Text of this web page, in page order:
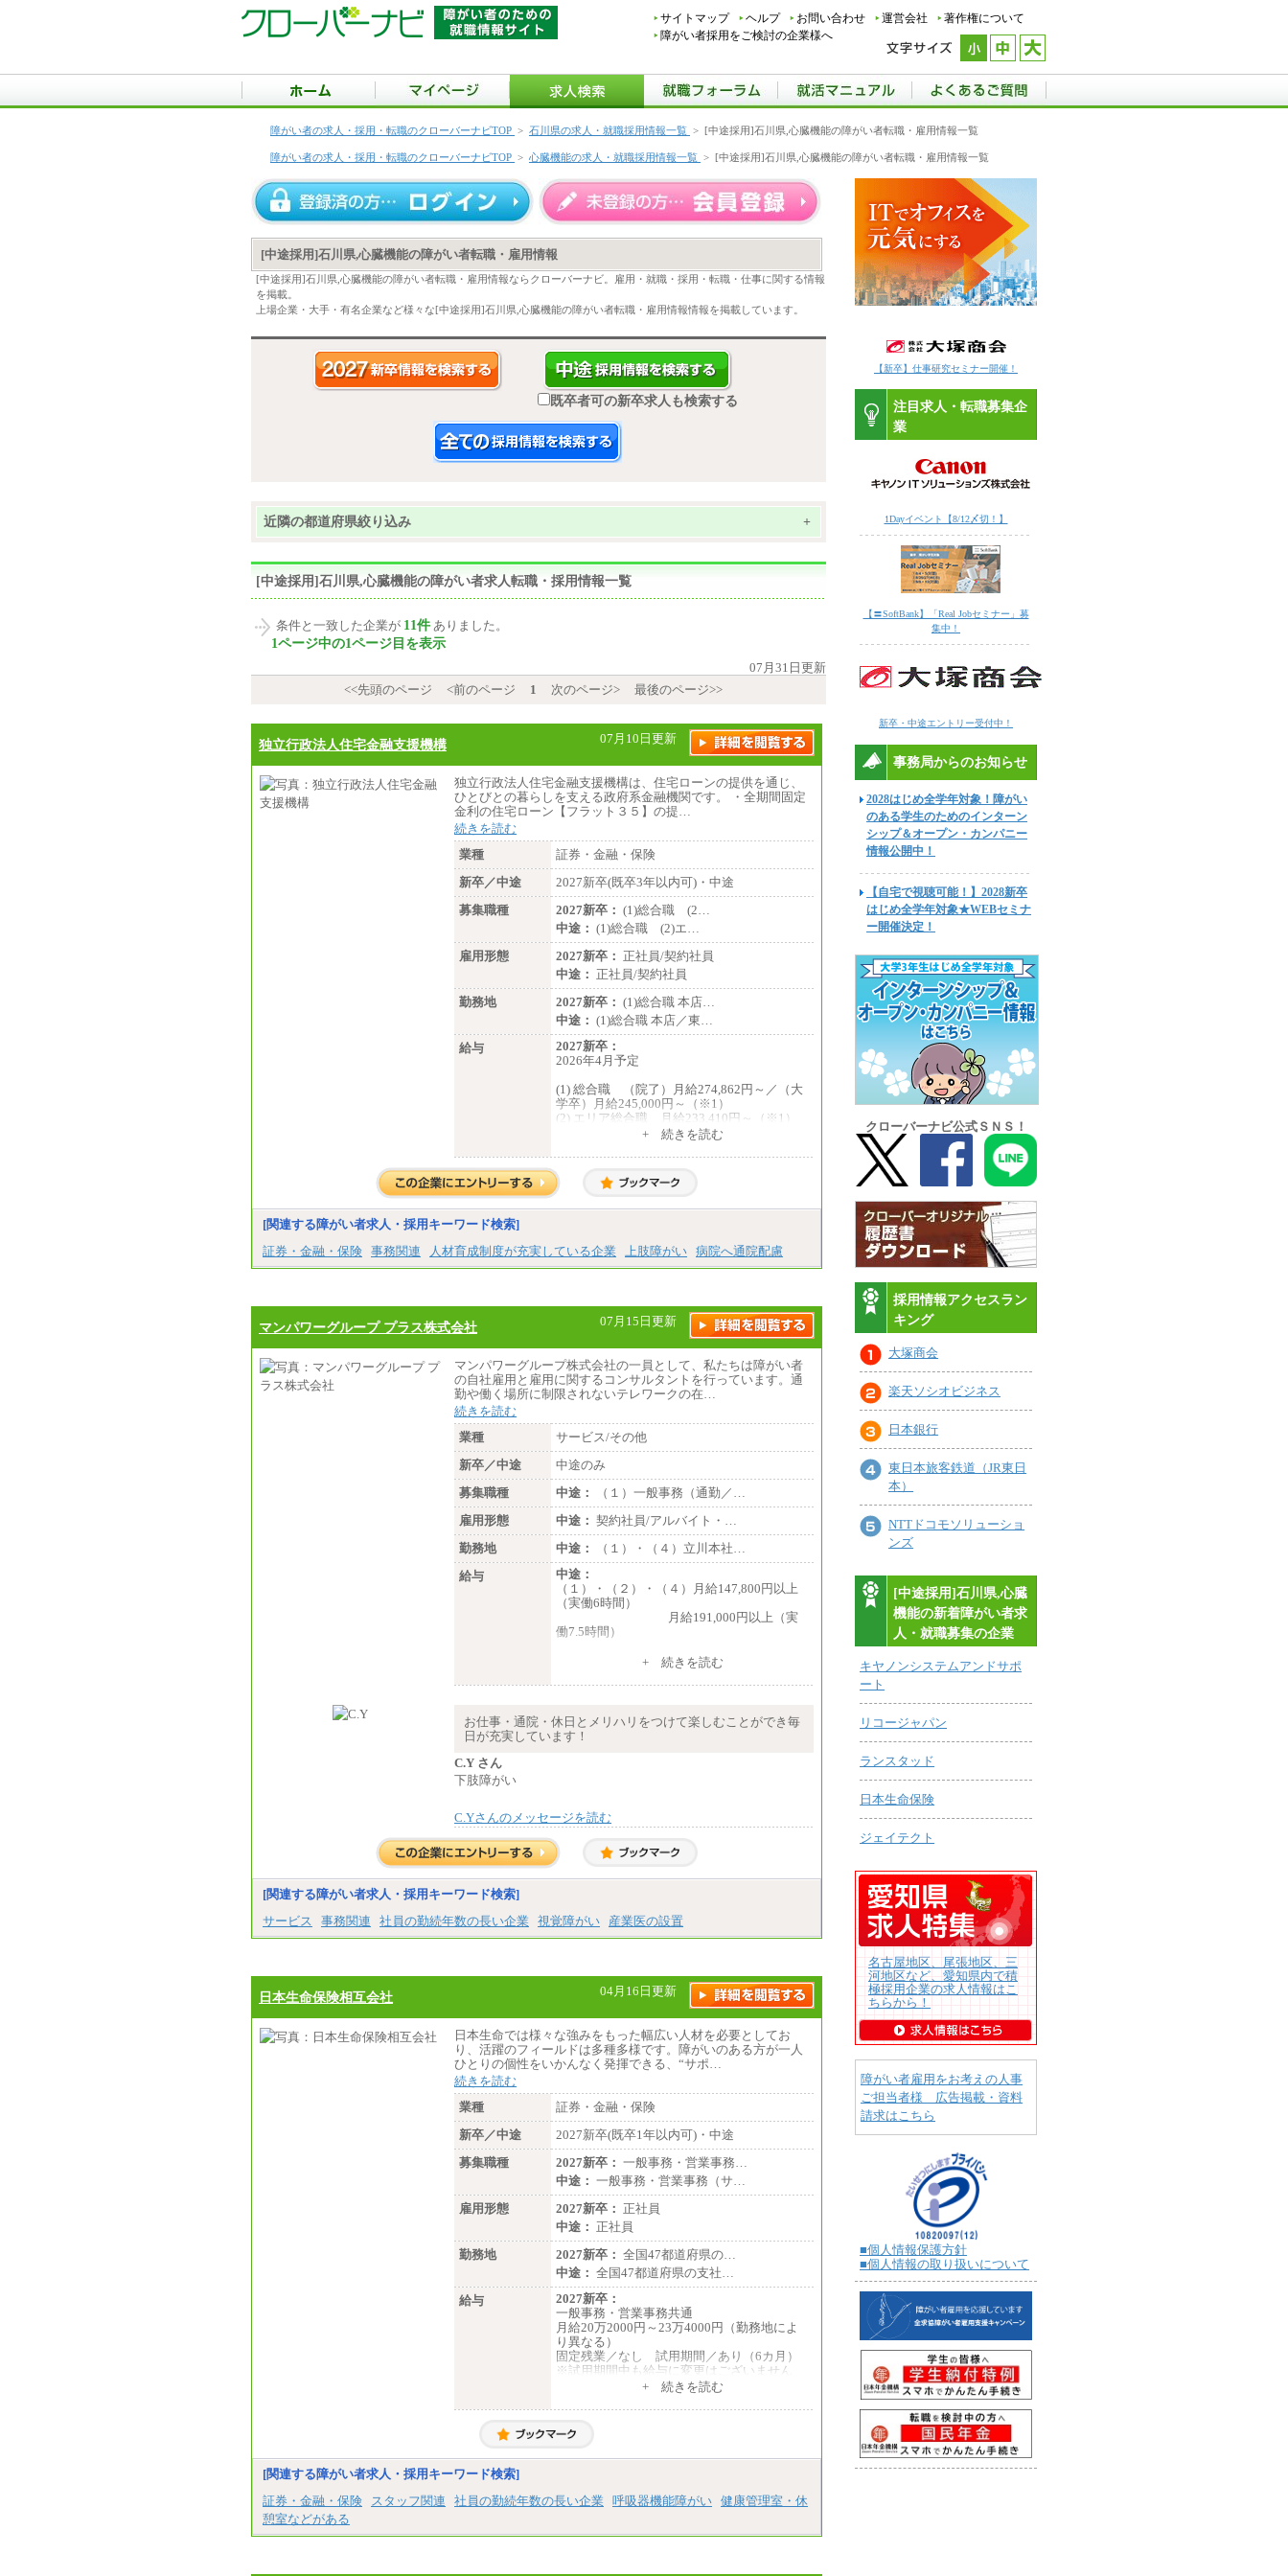
サイトマップ ヘルプ お問い合わせ 運営会社
著作権について
障がい者採用をご検討の企業様へ
障がい者の求人・採用・転職のクローバーナビTOP > 石川県の求人・就職採用情報一覧 > [中途採用]石川県,心臓機能の障がい者転職・雇用情報一覧
障がい者の求人・採用・転職のクローバーナビTOP > 心臓機能の求人・就職採用情報一覧 > [中途採用]石川県,心臓機能の障がい者転職・雇用情報一覧
[中途採用]石川県,心臓機能の障がい者転職・雇用情報
[中途採用]石川県,心臓機能の障がい者転職・雇用情報ならクローバーナビ。雇用・就職・採用・転職・仕事に関する情報
を掲載。
上場企業・大手・有名企業など様々な[中途採用]石川県,心臓機能の障がい者転職・雇用情報情報を掲載しています。
既卒者可の新卒求人も検索する
近隣の都道府県絞り込み +
[中途採用]石川県,心臓機能の障がい者求人転職・採用情報一覧
条件と一致した企業が 11件 ありました。
1ページ中の1ページ目を表示
07月31日更新
<<先頭のページ
<前のページ 1 次のページ> 最後のページ>>
独立行政法人住宅金融支援機構 07月10日更新
独立行政法人住宅金融支援機構は、住宅ローンの提供を通じ、
ひとびとの暮らしを支える政府系金融機関です。 ・全期間固定
金利の住宅ローン【フラット３５】の提…
続きを読む
業種
証券・金融・保険
新卒／中途
2027新卒(既卒3年以内可)・中途
募集職種
2027新卒： (1)総合職 (2…
中途： (1)総合職 (2)エ…
雇用形態
2027新卒： 正社員/契約社員
中途： 正社員/契約社員
勤務地
2027新卒： (1)総合職 本店…
中途： (1)総合職 本店／東…
給与
2027新卒：
2026年4月予定
(1) 総合職 （院了）月給274,862円～／（大
学卒）月給245,000円～（※1）
(2) エリア総合職 月給233,410円～（※1）
(3) アシスタントスタッフ 日給9,800円～12,
※１ 試用期間６か月（試用期間中も給与
に変更はございません）
※２ 勤務地により異なります
(2) エリア総合職 月給233,410円～（※1）
(3) アシスタントスタッフ 日給9,800円～12,
に変更なし）
※２ 勤務地により異なる
+ 続きを読む
[関連する障がい者求人・採用キーワード検索]
証券・金融・保険 事務関連 人材育成制度が充実している企業 上肢障がい 病院へ通院配慮
マンパワーグループ プラス株式会社 07月15日更新
マンパワーグループ株式会社の一員として、私たちは障がい者
の自社雇用と雇用に関するコンサルタントを行っています。通
勤や働く場所に制限されないテレワークの在…
続きを読む
業種
サービス/その他
新卒／中途
中途のみ
募集職種
中途：
（１）一般事務（通勤／…
雇用形態
中途： 契約社員/アルバイト・…
勤務地
中途：
（１）・（４）立川本社…
給与
中途：
（１）・（２）・（４）月給147,800円以上
（実働6時間）
月給191,000円以上（実
働7.5時間）
（３）月給191,000円以上（実働7.5時間）
（５）月給147,800円以上（実働6時間）
時給 1,226円（実働4.5時間）
※基本給に加算して以下手当有（いず
れも時間額換算額）
※全ての求人において試用期間中も給与に変
更はございません。
+ 続きを読む
お仕事・通院・休日とメリハリをつけて楽しむことができ毎
日が充実しています！
C.Y さん
下肢障がい
C.Yさんのメッセージを読む
[関連する障がい者求人・採用キーワード検索]
サービス
事務関連 社員の勤続年数の長い企業 視覚障がい 産業医の設置
日本生命保険相互会社 04月16日更新
日本生命では様々な強みをもった幅広い人材を必要としてお
り、活躍のフィールドは多種多様です。障がいのある方が一人
ひとりの個性をいかんなく発揮できる、“サポ…
続きを読む
業種
証券・金融・保険
新卒／中途
2027新卒(既卒1年以内可)・中途
募集職種
2027新卒： 一般事務・営業事務…
中途： 一般事務・営業事務（サ…
雇用形態
2027新卒： 正社員
中途： 正社員
勤務地
2027新卒： 全国47都道府県の…
中途： 全国47都道府県の支社…
給与
2027新卒：
一般事務・営業事務共通
月給20万2000円～23万4000円（勤務地によ
り異なる）
固定残業／なし 試用期間／あり（6カ月）
※試用期間中も給与に変更はございません
一般事務・営業事務共通
月給20万2000円～23万4000円（勤務地によ
り異なる）
固定残業／なし 試用期間／あり（6か月）
※試用期間中も給与に変更はございません。
+ 続きを読む
[関連する障がい者求人・採用キーワード検索]
証券・金融・保険
スタッフ関連 社員の勤続年数の長い企業 呼吸器機能障がい 健康管理室・休
憩室などがある
【新卒】仕事研究セミナー開催！
注目求人・転職募集企
業
1Dayイベント【8/12〆切！】
【〓SoftBank】「Real Jobセミナー」募
集中！
新卒・中途エントリー受付中！
事務局からのお知らせ
2028はじめ全学年対象！障がい
のある学生のためのインターン
シップ＆オープン・カンパニー
情報公開中！
【自宅で視聴可能！】2028新卒
はじめ全学年対象★WEBセミナ
ー開催決定！
クローバーナビ公式ＳＮＳ！
採用情報アクセスラン
キング
大塚商会
楽天ソシオビジネス
日本銀行
東日本旅客鉄道（JR東日
本）
NTTドコモソリューショ
ンズ
[中途採用]石川県,心臓
機能の新着障がい者求
人・就職募集の企業
キヤノンシステムアンドサポ
ート
リコージャパン
ランスタッド
日本生命保険
ジェイテクト
名古屋地区、尾張地区、三
河地区など、愛知県内で積
極採用企業の求人情報はこ
ちらから！
障がい者雇用をお考えの人事
ご担当者様 広告掲載・資料
請求はこちら
■個人情報保護方針
■個人情報の取り扱いについて